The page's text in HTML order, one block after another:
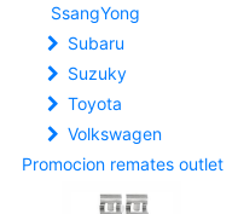
SsangYong
Subaru
Suzuky
Toyota
Volkswagen
Promocion remates outlet